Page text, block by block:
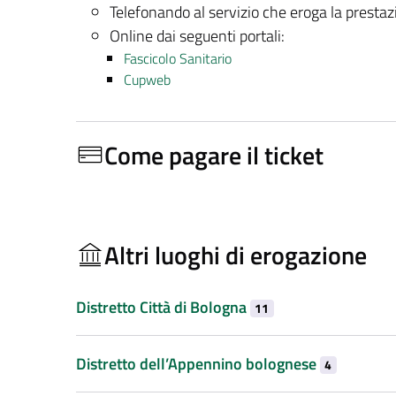
Telefonando al servizio che eroga la
Online dai seguenti portali:
Fascicolo Sanitario
Cupweb
Come pagare il ticket
Altri luoghi di erogazione
Distretto Città di Bologna 11
Distretto dell’Appennino bolognese 4